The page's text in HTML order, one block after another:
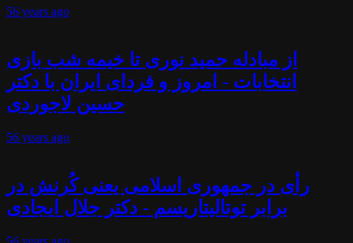
56 years ago
از مبادله حمید نوری تا خیمه شب بازی
انتخابات - امروز و فردای ایران با دکتر
حسین لاجوردی
56 years ago
رأی در جمهوری اسلامی یعنی کُرنش در
برابر توتالیتاریسم - دکتر جلال ایجادی